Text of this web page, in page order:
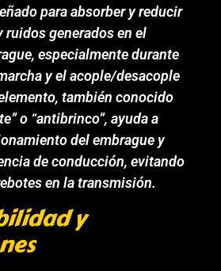
para absorber y reducir
ruidos generados en el
especialmente durante
y el acople/desacople
también conocido
o “antibrinco”, ayuda a
del embrague y
de conducción, evitando
en la transmisión.
y